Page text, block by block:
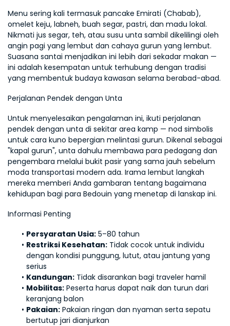
Menu sering kali termasuk pancake Emirati (Chabab),
omelet keju, labneh, buah segar, pastri, dan madu lokal.
Nikmati jus segar, teh, atau susu unta sambil dikelilingi oleh
angin pagi yang lembut dan cahaya gurun yang lembut.
Suasana santai menjadikan ini lebih dari sekadar makan —
ini adalah kesempatan untuk terhubung dengan tradisi
yang membentuk budaya kawasan selama berabad-abad.
Perjalanan Pendek dengan Unta
Untuk menyelesaikan pengalaman ini, ikuti perjalanan
pendek dengan unta di sekitar area kamp — nod simbolis
untuk cara kuno bepergian melintasi gurun. Dikenal sebagai
"kapal gurun", unta dahulu membawa para pedagang dan
pengembara melalui bukit pasir yang sama jauh sebelum
moda transportasi modern ada. Irama lembut langkah
mereka memberi Anda gambaran tentang bagaimana
kehidupan bagi para Bedouin yang menetap di lanskap ini.
Informasi Penting
Persyaratan Usia: 5–80 tahun
Restriksi Kesehatan: Tidak cocok untuk individu
dengan kondisi punggung, lutut, atau jantung yang
serius
Kandungan: Tidak disarankan bagi traveler hamil
Mobilitas: Peserta harus dapat naik dan turun dari
keranjang balon
Pakaian: Pakaian ringan dan nyaman serta sepatu
bertutup jari dianjurkan